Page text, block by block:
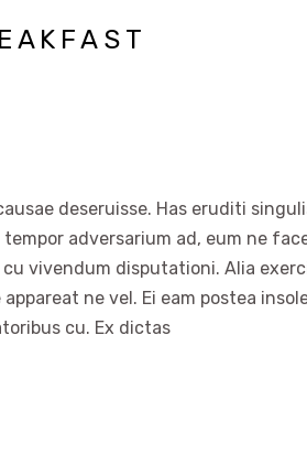
deseruisse. Has eruditi
adversarium ad, eum ne
vivendum disputationi. Alia
ne vel. Ei eam postea
cu. Ex dictas